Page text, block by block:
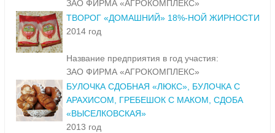
ЗАО ФИРМА «АГРОКОМПЛЕКС»
ТВОРОГ «ДОМАШНИЙ» 18%-НОЙ ЖИРНОСТИ
2014 год
Название предприятия в год участия:
ЗАО ФИРМА «АГРОКОМПЛЕКС»
БУЛОЧКА СДОБНАЯ «ЛЮКС», БУЛОЧКА С
АРАХИСОМ, ГРЕБЕШОК С МАКОМ, СДОБА
«ВЫСЕЛКОВСКАЯ»
2013 год